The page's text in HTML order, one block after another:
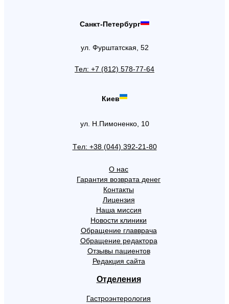
Санкт-Петербург
ул. Фурштатская, 52
Тел: +7 (812) 578-77-64
Киев
ул. Н.Пимоненко, 10
Tел: +38 (044) 392-21-80
О нас
Гарантия возврата денег
Контакты
Лицензия
Наша миссия
Новости клиники
Обращение главврача
Обращение редактора
Отзывы пациентов
Редакция сайта
Отделения
Гастроэнтерология